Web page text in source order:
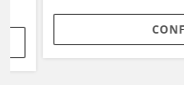
CONFERIR